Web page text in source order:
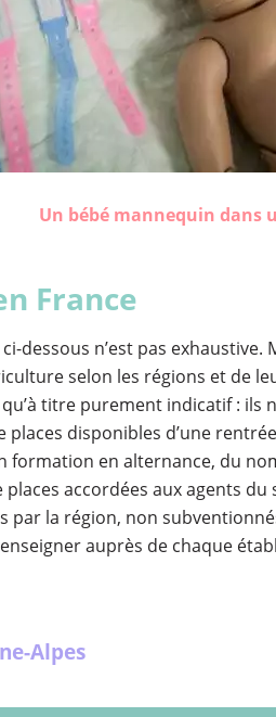
Un bébé mannequin dans
France
dessous n’est pas
selon les régions et de
titre purement indicatif : ils
disponibles d’une
formation en alternance, du
accordées aux agents
par la région, non
auprès de chaque
Alpes